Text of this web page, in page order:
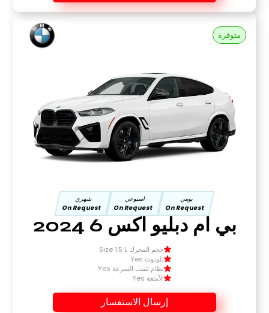
متوفرة
يومي
On Request
اسبوعي
On Request
شهري
On Request
بي ام دبليو اكس 6 2024
حجم المحرك Size 1.5 L
بلوتوث Yes
نظام تثبيت السرعة Yes
الأمتعة Yes
إرسال الاستفسار